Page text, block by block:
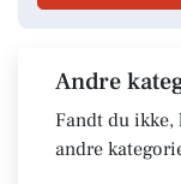
Andre
Fandt du ikke,
andre